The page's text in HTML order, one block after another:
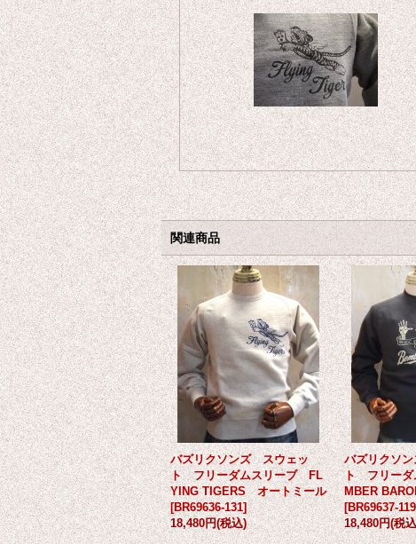
関連商品
バズリクソンズ スウェッ
ト フリーダムスリーブ FL
YING TIGERS オートミール
[BR69636-131]
18,480円(税込)
バズリクソ
ト フリー
MBER
[BR69637-119
18,480円(税